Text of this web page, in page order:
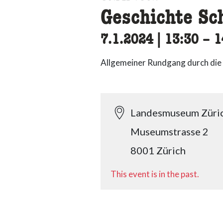
Geschichte
7.1.2024| 13:30 –
Allgemeiner Rundgang durch
Landesmuseum
Museumstrasse 2
8001 Zürich
This event is in the past.